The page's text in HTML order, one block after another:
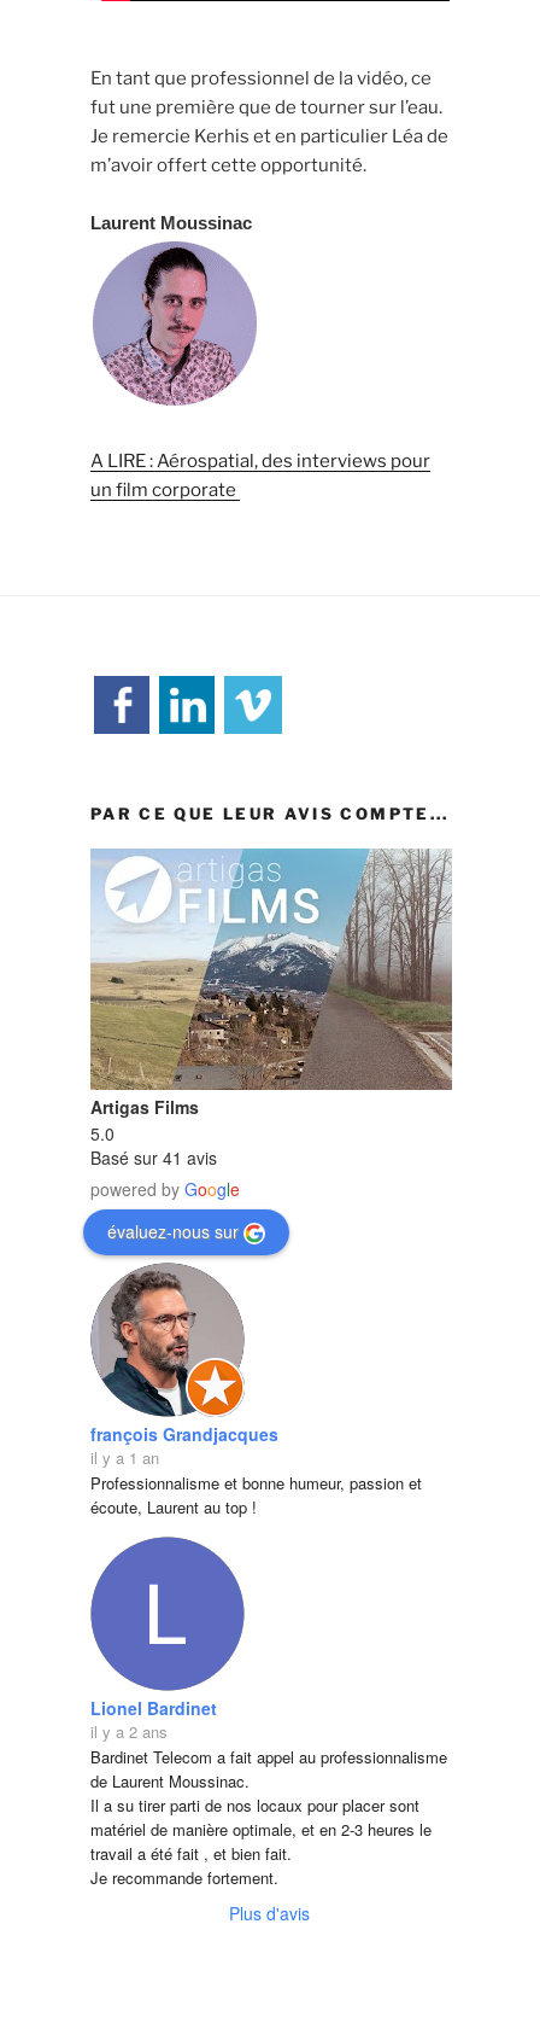
En tant que professionnel de la vidéo, ce
fut une première que de tourner sur l’eau.
Je remercie Kerhis et en particulier Léa de
m’avoir offert cette opportunité.
Laurent Moussinac
A LIRE : Aérospatial, des interviews pour
un film corporate
PAR CE QUE LEUR AVIS COMPTE...
Artigas Films
5.0
Basé sur 41 avis
powered by Google
évaluez-nous sur
françois Grandjacques
il y a 1 an
Professionnalisme et bonne humeur, passion et
écoute, Laurent au top !
Lionel Bardinet
il y a 2 ans
Bardinet Telecom a fait appel au professionnalisme
de Laurent Moussinac.
Il a su tirer parti de nos locaux pour placer sont
matériel de manière optimale, et en 2-3 heures le
travail a été fait , et bien fait.
Je recommande fortement.
Plus d'avis